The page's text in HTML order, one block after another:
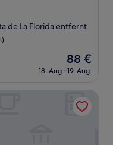
de La Florida entfernt
Der
Preis
beträgt
88 €
18. Aug.–19. Aug.